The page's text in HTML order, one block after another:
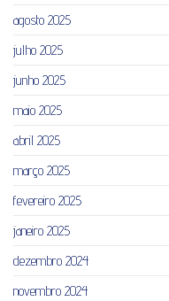
agosto 2025
julho 2025
junho 2025
maio 2025
abril 2025
março 2025
fevereiro 2025
janeiro 2025
dezembro 2024
novembro 2024